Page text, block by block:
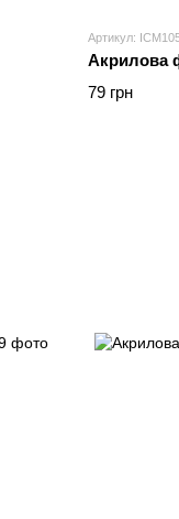
Артикул:
Акрилова
79 грн